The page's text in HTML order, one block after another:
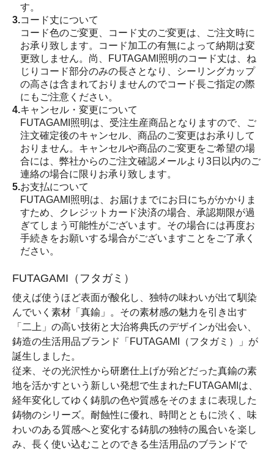
す。
3.コード丈について
コード色のご変更、コード丈のご変更は、ご注文時に
お承り致します。コード加工の有無によって納期は変
更致しません。尚、FUTAGAMI照明のコード丈は、ね
じりコード部分のみの長さとなり、シーリングカップ
の高さは含まれておりませんのでコード長ご指定の際
にもご注意ください。
4.キャンセル・変更について
FUTAGAMI照明は、受注生産商品となりますので、ご
注文確定後のキャンセル、商品のご変更はお承りして
おりません。キャンセルや商品のご変更をご希望の場
合には、弊社からのご注文確認メールより3日以内のご
連絡の場合に限りお承り致します。
5.お支払について
FUTAGAMI照明は、お届けまでにお日にちがかかりま
すため、クレジットカード決済の場合、承認期限が過
ぎてしまう可能性がございます。その場合には再度お
手続きをお願いする場合がございますことをご了承く
ださい。
FUTAGAMI（フタガミ）
使えば使うほど表面が酸化し、独特の味わいが出て馴染
んでいく素材「真鍮」。その素材感の魅力を引き出す
「二上」の高い技術と大治将典氏のデザインが出会い、
鋳造の生活用品ブランド「FUTAGAMI（フタガミ）」が
誕生しました。
従来、その光沢性から研磨仕上げが殆どだった真鍮の素
地を活かすという新しい発想で生まれたFUTAGAMIは、
経年変化してゆく鋳肌の色や質感をそのままに表現した
鋳物のシリーズ。耐蝕性に優れ、時間とともに渋く、味
わいのある質感へと変化する鋳肌の独特の風合いを楽し
み、長く使い込むことのできる生活用品のブランドで